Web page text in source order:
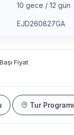
10 gece / 12 gün
EJD260827GA
Fiyat
Tur Programı